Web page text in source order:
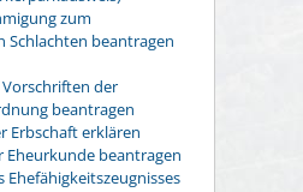
zum
Schlachten beantragen
der
beantragen
Erbschaft erklären
Eheurkunde beantragen
Ehefähigkeitszeugnisses